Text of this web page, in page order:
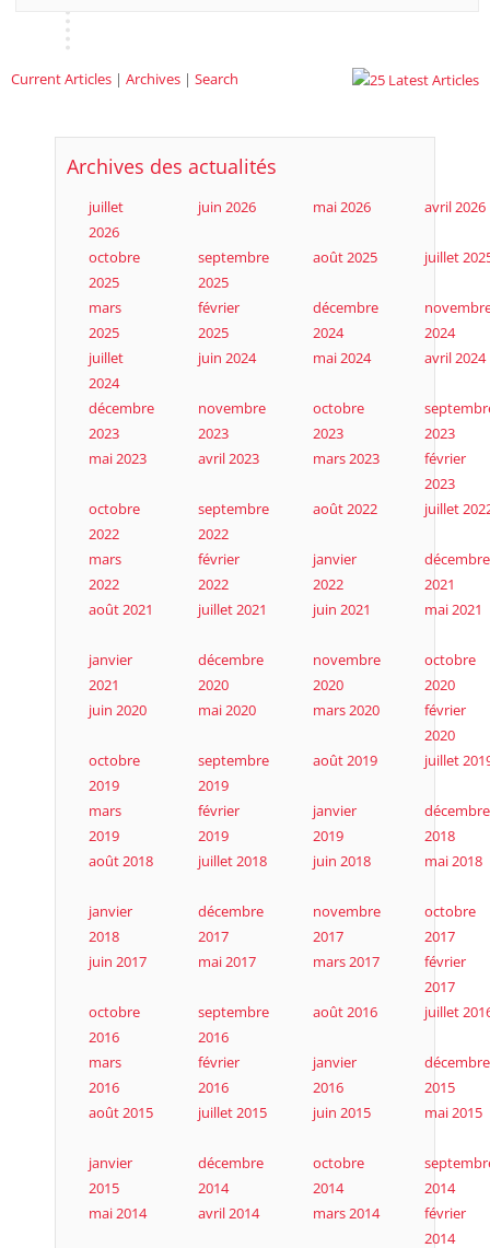
Current Articles | Archives | Search
Archives des actualités
juillet
2026
juin 2026 mai 2026 avril 2026
octobre
2025
septembre
2025
août 2025 juillet
mars
2025
février
2025
décembre
2024
2024
juillet
2024
juin 2024 mai 2024 avril 2024
décembre
2023
novembre
2023
octobre
2023
2023
mai 2023
avril 2023 mars 2023
février
2023
octobre
2022
septembre
2022
août 2022 juillet
mars
2022
février
2022
janvier
2022
décembre
2021
août 2021
juillet 2021 juin 2021 mai 2021
janvier
2021
décembre
2020
novembre
2020
octobre
2020
juin 2020
mai 2020 mars 2020
février
2020
octobre
2019
septembre
2019
août 2019 juillet
mars
2019
février
2019
janvier
2019
décembre
2018
août 2018
juillet 2018 juin 2018 mai 2018
janvier
2018
décembre
2017
novembre
2017
octobre
2017
juin 2017
mai 2017 mars 2017
février
2017
octobre
2016
septembre
2016
août 2016 juillet
mars
2016
février
2016
janvier
2016
décembre
2015
août 2015
juillet 2015 juin 2015 mai 2015
janvier
2015
décembre
2014
octobre
2014
2014
mai 2014
avril 2014 mars 2014
février
2014